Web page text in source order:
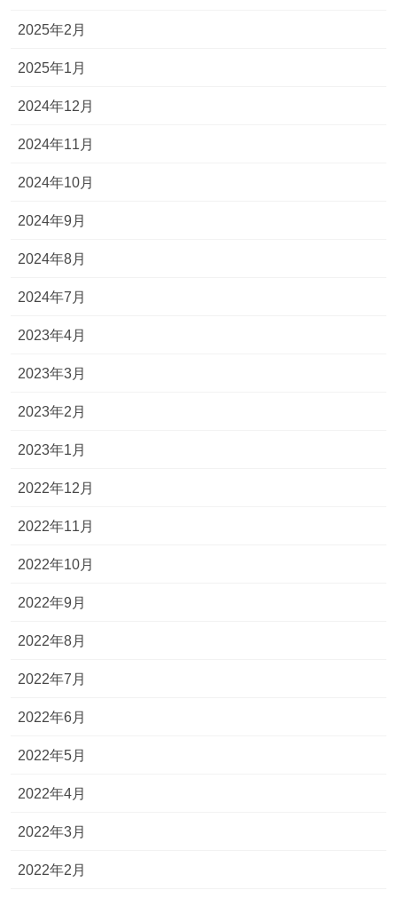
2025年2月
2025年1月
2024年12月
2024年11月
2024年10月
2024年9月
2024年8月
2024年7月
2023年4月
2023年3月
2023年2月
2023年1月
2022年12月
2022年11月
2022年10月
2022年9月
2022年8月
2022年7月
2022年6月
2022年5月
2022年4月
2022年3月
2022年2月